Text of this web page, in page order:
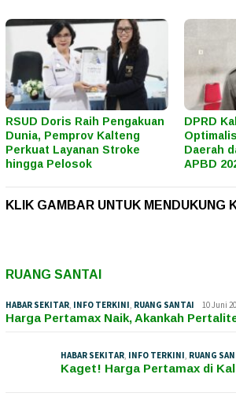
RSUD Doris Raih Pengakuan
Dunia, Pemprov Kalteng
Perkuat Layanan Stroke
hingga Pelosok
DPRD
Daerah
APBD
KLIK GAMBAR UNTUK MENDUKUNG
RUANG SANTAI
HABAR SEKITAR, INFO TERKINI, RUANG SANTAI 10 Juni
Harga Pertamax Naik, Akankah
HABAR SEKITAR, INFO TERKINI, RUANG
Kaget! Harga Pertamax di